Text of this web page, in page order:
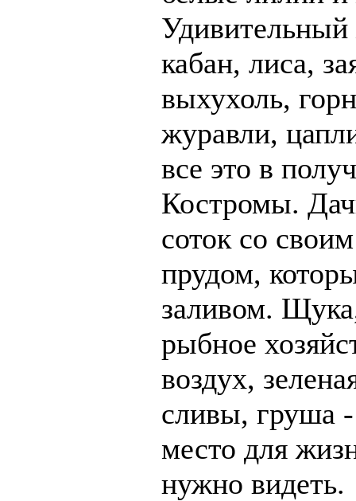
кабан, лиса,
выхухоль,
журавли,
все это в
Костромы.
соток со
прудом,
заливом.
рыбное
воздух,
сливы, груша
место для
нужно видеть.